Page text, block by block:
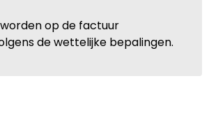
op de factuur
de wettelijke bepalingen.